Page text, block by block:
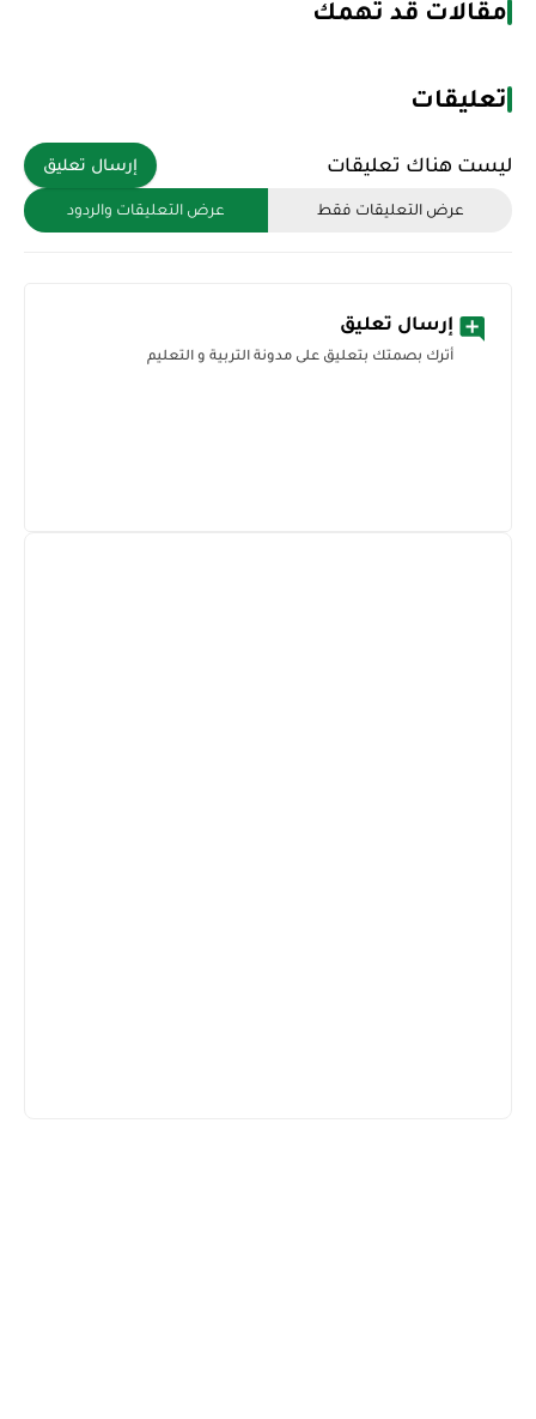
مقالات قد تهمك
تعليقات
ليست هناك تعليقات إرسال تعليق
عرض التعليقات فقط عرض التعليقات والردود
إرسال تعليق
أترك بصمتك بتعليق على مدونة التربية و التعليم